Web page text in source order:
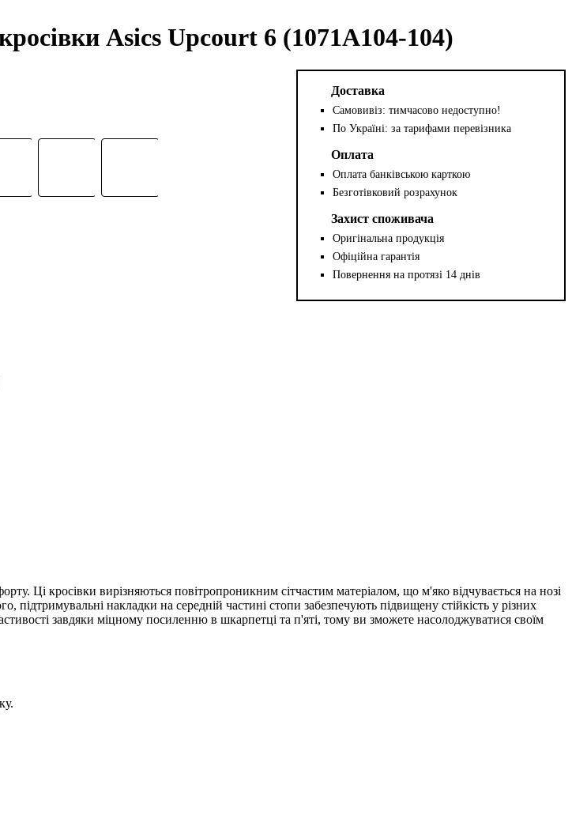
Asics Upcourt 6 (1071A104-104)
Доставка
Самовивіз: тимчасово недоступно!
По Україні: за тарифами перевізника
Оплата
Оплата банківською карткою
Безготівковий розрахунок
Захист споживача
Оригінальна продукція
Офіційна гарантія
Повернення на протязі 14 днів
Ці кросівки вирізняються повітропроникним сітчастим матеріалом, що м'яко відчувається на нозі
накладки на середній частині стопи забезпечують підвищену стійкість у різних
завдяки міцному посиленню в шкарпетці та п'яті, тому ви зможете насолоджуватися своїм